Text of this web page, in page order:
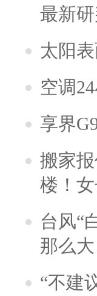
最新研
太阳
空调
享界
搬家
楼！
台风“
那么大
“不建